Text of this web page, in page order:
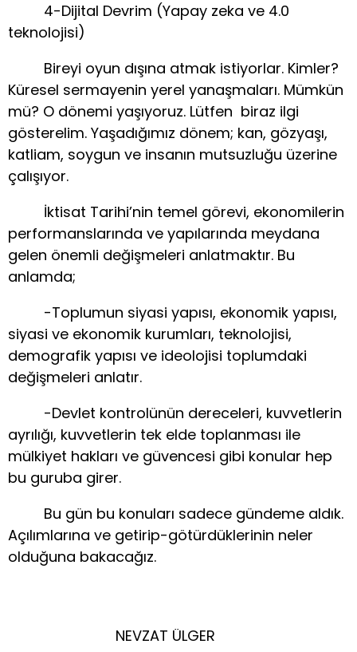
4-Dijital Devrim (Yapay zeka ve 4.0
teknolojisi)
Bireyi oyun dışına atmak istiyorlar. Kimler?
Küresel sermayenin yerel yanaşmaları. Mümkün
mü? O dönemi yaşıyoruz. Lütfen biraz ilgi
gösterelim. Yaşadığımız dönem; kan, gözyaşı,
katliam, soygun ve insanın mutsuzluğu üzerine
çalışıyor.
İktisat Tarihi’nin temel görevi, ekonomilerin
performanslarında ve yapılarında meydana
gelen önemli değişmeleri anlatmaktır. Bu
anlamda;
-Toplumun siyasi yapısı, ekonomik yapısı,
siyasi ve ekonomik kurumları, teknolojisi,
demografik yapısı ve ideolojisi toplumdaki
değişmeleri anlatır.
-Devlet kontrolünün dereceleri, kuvvetlerin
ayrılığı, kuvvetlerin tek elde toplanması ile
mülkiyet hakları ve güvencesi gibi konular hep
bu guruba girer.
Bu gün bu konuları sadece gündeme aldık.
Açılımlarına ve getirip-götürdüklerinin neler
olduğuna bakacağız.
NEVZAT ÜLGER